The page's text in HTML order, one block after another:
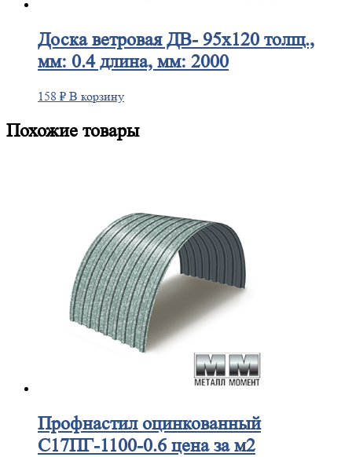
Доскаветровая ДВ- 95х120 толщ.,
мм: 0.4 длина, мм: 2000
158 ₽ В корзину
Похожие товары
Профнастилоцинкованный
С17ПГ-1100-0.6 цена за м2